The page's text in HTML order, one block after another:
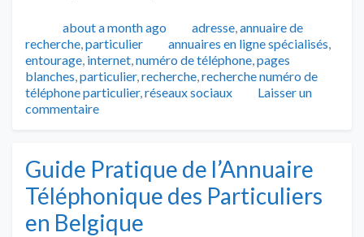
Publié
about a month ago Catégories
adresse,annuaire de
recherche,particulier Tags
annuaires en ligne spécialisés,
entourage, internet,numéro de téléphone,pages
blanches,particulier,recherche,recherche numéro de
téléphone particulier,réseaux sociaux
Laisser un
commentaire
Guide Pratique de l’Annuaire
Téléphonique des Particuliers
en Belgique